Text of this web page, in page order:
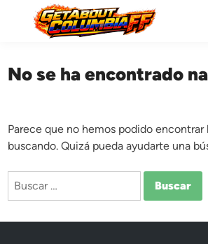
contenido
No se ha encontrado
Parece que no hemos podido encontrar
buscando. Quizá pueda ayudarte una
Buscar: